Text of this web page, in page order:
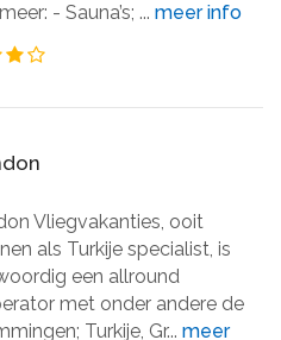
- Sauna’s; ...meer info
Vliegvakanties, ooit
als Turkije specialist, is
een allround
met onder andere de
Turkije, Gr...meer